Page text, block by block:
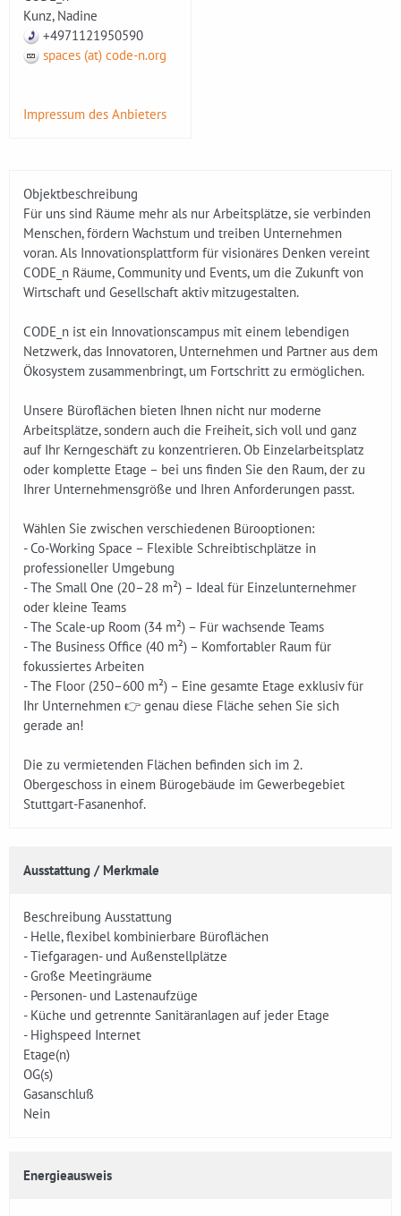
Kunz, Nadine
+4971121950590
spaces (at) code-n.org
Impressum des Anbieters
Objektbeschreibung
Für uns sind Räume mehr als nur Arbeitsplätze, sie verbinden
Menschen, fördern Wachstum und treiben Unternehmen
voran. Als Innovationsplattform für visionäres Denken vereint
CODE_n Räume, Community und Events, um die Zukunft von
Wirtschaft und Gesellschaft aktiv mitzugestalten.
CODE_n ist ein Innovationscampus mit einem lebendigen
Netzwerk, das Innovatoren, Unternehmen und Partner aus dem
Ökosystem zusammenbringt, um Fortschritt zu ermöglichen.
Unsere Büroflächen bieten Ihnen nicht nur moderne
Arbeitsplätze, sondern auch die Freiheit, sich voll und ganz
auf Ihr Kerngeschäft zu konzentrieren. Ob Einzelarbeitsplatz
oder komplette Etage – bei uns finden Sie den Raum, der zu
Ihrer Unternehmensgröße und Ihren Anforderungen passt.
Wählen Sie zwischen verschiedenen Bürooptionen:
- Co-Working Space – Flexible Schreibtischplätze in
professioneller Umgebung
- The Small One (20–28 m²) – Ideal für Einzelunternehmer
oder kleine Teams
- The Scale-up Room (34 m²) – Für wachsende Teams
- The Business Office (40 m²) – Komfortabler Raum für
fokussiertes Arbeiten
- The Floor (250–600 m²) – Eine gesamte Etage exklusiv für
Ihr Unternehmen 👉 genau diese Fläche sehen Sie sich
gerade an!
Die zu vermietenden Flächen befinden sich im 2.
Obergeschoss in einem Bürogebäude im Gewerbegebiet
Stuttgart-Fasanenhof.
Ausstattung / Merkmale
Beschreibung Ausstattung
- Helle, flexibel kombinierbare Büroflächen
- Tiefgaragen- und Außenstellplätze
- Große Meetingräume
- Personen- und Lastenaufzüge
- Küche und getrennte Sanitäranlagen auf jeder Etage
- Highspeed Internet
Etage(n)
OG(s)
Gasanschluß
Nein
Energieausweis